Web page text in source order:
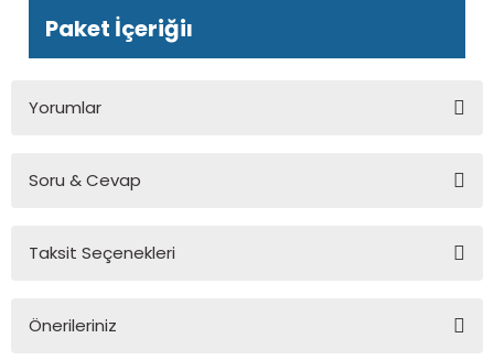
Paket İçeriğiı
Yorumlar
Soru & Cevap
Ürün hakkında henüz soru sorulmamış.
Taksit Seçenekleri
Önerileriniz